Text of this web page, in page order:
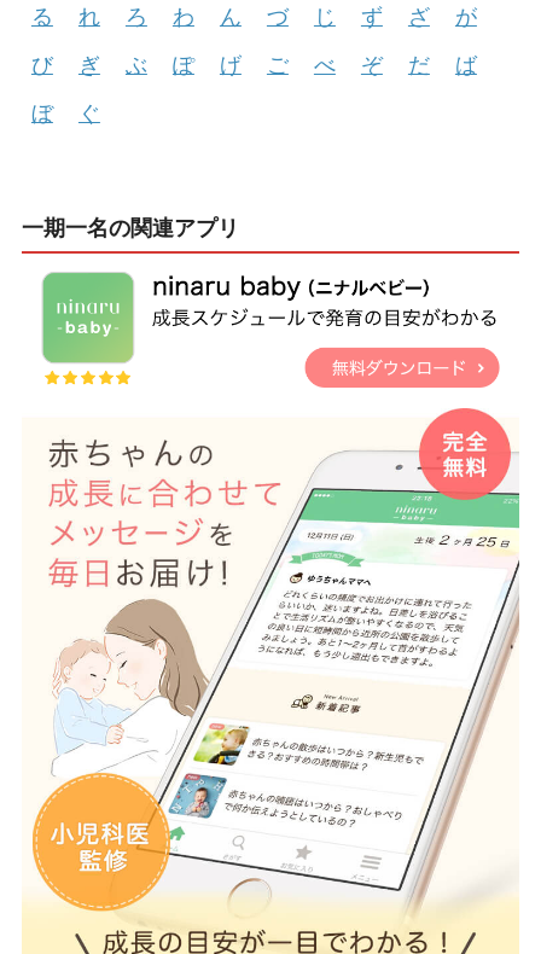
る
れ ろ わ ん づ じ ず ざ
が
び
ぎ ぶ ぽ げ ご べ ぞ だ
ば
ぼ
ぐ
一期一名の関連アプリ